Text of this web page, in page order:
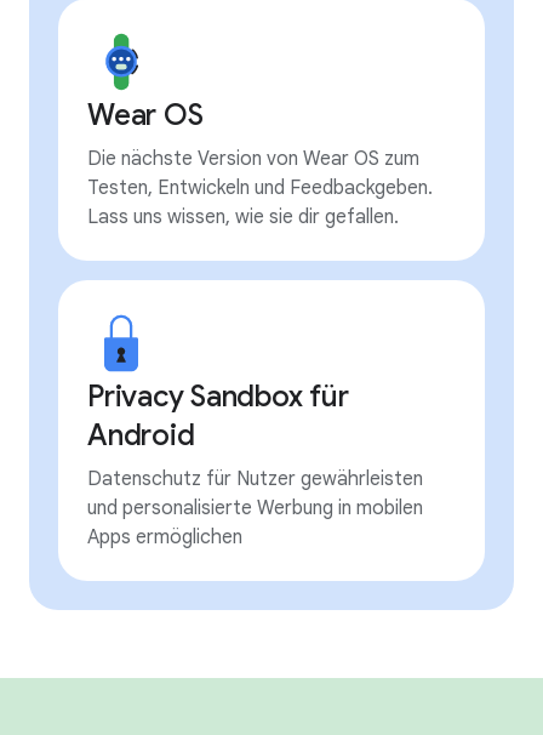
Wear OS
Die nächste Version von Wear OS zum
Testen, Entwickeln und Feedbackgeben.
Lass uns wissen, wie sie dir gefallen.
Privacy Sandbox für
Android
Datenschutz für Nutzer gewährleisten
und personalisierte Werbung in mobilen
Apps ermöglichen